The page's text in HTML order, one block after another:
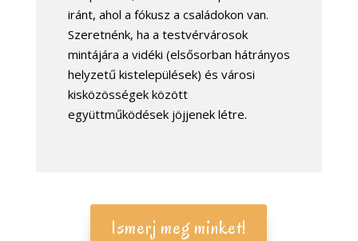
iránt, ahol a fókusz a családokon van.
Szeretnénk, ha a testvérvárosok
mintájára a vidéki (elsősorban hátrányos
helyzetű kistelepülések) és városi
kisközösségek között
együttműködések jöjjenek létre.
Ismerj meg minket!